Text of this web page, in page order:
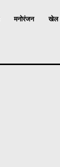
मनोरंजन खेल